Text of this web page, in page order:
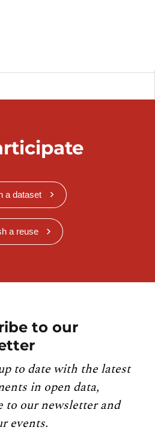
a dataset
a reuse
to our
to date with the latest
in open data,
to our newsletter and
events.